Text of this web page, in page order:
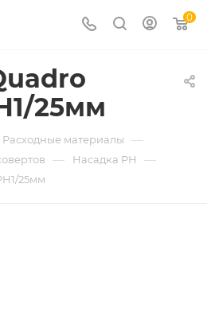
0
25мм
Расходные материалы —
— Насадка РН —
25мм